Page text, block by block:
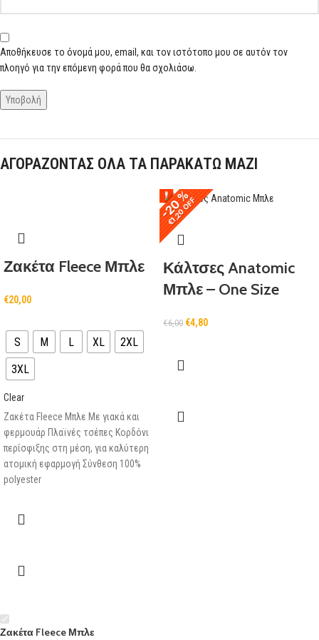
Αποθήκευσε το όνομά μου, email, και τον ιστότοπο μου σε αυτόν τον
πλοηγό για την επόμενη φορά που θα σχολιάσω.
ΑΓΟΡΑΖΟΝΤΑΣ ΟΛΑ ΤΑ ΠΑΡΑΚΑΤΩ ΜΑΖΙ
Ζακέτα Fleece Μπλε
€20,00
S M L XL
2XL
3XL
Clear
Ζακέτα Fleece Μπλε Με γιακά και
φερμουάρ Πλαϊνές τσέπες Κορδόνι
περίσφιξης στη μέση, για καλύτερη
ατομική εφαρμογή Σύνθεση 100%
polyester
€1,20 OFF
€1,20 OFF
-20 %
-20 %
Κάλτσες Anatomic
Μπλε – One Size
€6,00 €4,80
Ζακέτα Fleece Μπλε